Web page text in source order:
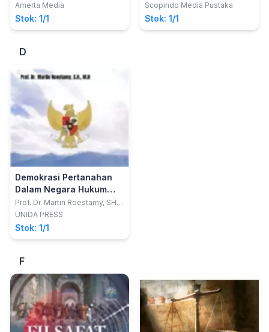
Amerta Media
Stok: 1/1
Scopindo Media Pustaka
Stok: 1/1
D
Demokrasi Pertanahan
Dalam Negara Hukum
Pancasila
Prof. Dr. Martin Roestamy, SH.,
MH.
UNIDA PRESS
Stok: 1/1
F